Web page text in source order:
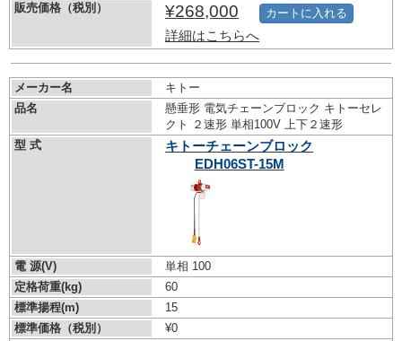
販売価格（税別）
¥268,000
詳細はこちらへ
カートに入れる
メーカー名
キトー
品名
懸垂形 電気チェーンブロック キトーセレ
クト ２速形 単相100V 上下２速形
型 式
キトーチェーンブロック
EDH06ST-15M
電 源(V)
単相 100
定格荷重(kg)
60
標準揚程(m)
15
標準価格（税別）
¥0